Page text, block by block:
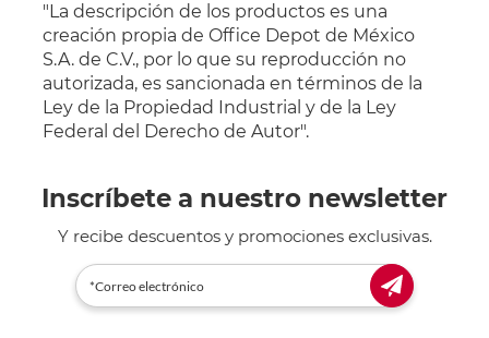
"La descripción de los productos es una
creación propia de Office Depot de México
S.A. de C.V., por lo que su reproducción no
autorizada, es sancionada en términos de la
Ley de la Propiedad Industrial y de la Ley
Federal del Derecho de Autor".
Inscríbete a nuestro newsletter
Y recibe descuentos y promociones exclusivas.